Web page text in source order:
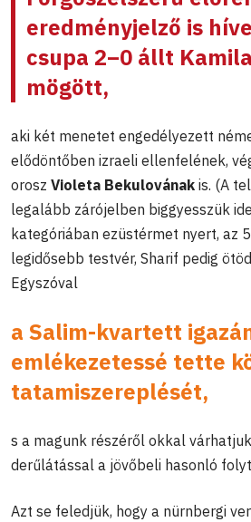
eredményjelző is
csupa 2–0 állt
mögött,
aki két menetet engedélyezett
elődöntőben izraeli ellenfelének,
orosz Violeta Bekulovának is. (A
legalább zárójelben biggyesszük
kategóriában ezüstérmet nyert, az
legidősebb testvér, Sharif pedig
Egyszóval
a Salim-kvartett
emlékezetessé tette
tatamiszereplését,
s a magunk részéről okkal
derűlátással a jövőbeli hasonló
Azt se feledjük, hogy a nürnbergi